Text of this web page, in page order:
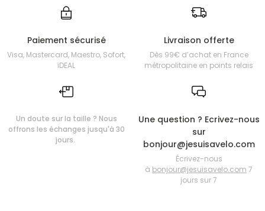
Paiement sécurisé
Visa, Mastercard, Maestro, Sofort,
iDEAL
Livraison offerte
Dès 99€ d’achat en France
métropolitaine en points relais
Un doute sur la taille ? Nous
offrons les échanges jusqu'à 30
jours.
Une question ? Ecrivez-nous
sur
bonjour@jesuisavelo.com
Écrivez-nous
à bonjour@jesuisavelo.com 7
jours sur 7